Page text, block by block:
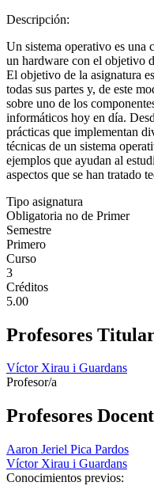
Descripción:
Un sistema operativo es una
un hardware con el objetivo
El objetivo de la asignatura
todas sus partes y, de este
sobre uno de los
informáticos hoy en día.
prácticas que implementan
técnicas de un sistema
ejemplos que ayudan al
aspectos que se han tratado
Tipo asignatura
Obligatoria no de Primer
Semestre
Primero
Curso
3
Créditos
5.00
Profesores
Víctor Xirau i Guardans
Profesor/a
Profesores
Aaron Jeriel Pica Pardos
Víctor Xirau i Guardans
Conocimientos previos: